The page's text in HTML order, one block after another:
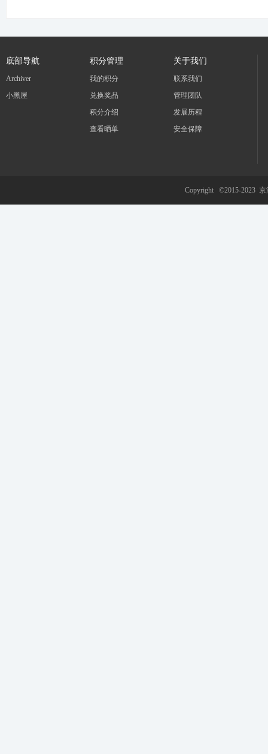
底部导航
Archiver
小黑屋
积分管理
我的积分
兑换奖品
积分介绍
查看晒单
关于我们
联系我们
管理团队
发展历程
安全保障
Copyright ©2015-2023 京